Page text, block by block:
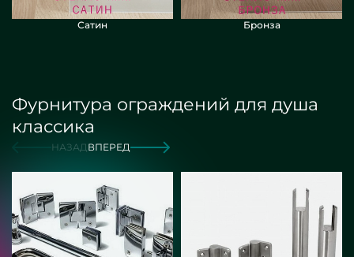
Сатин Бронза
Фурнитура ограждений для душа
классика
НАЗАДВПЕРЕД